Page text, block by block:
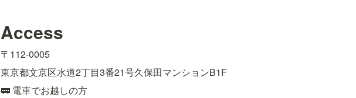
Access
〒112-0005
東京都文京区水道2丁目3番21号久保田マンションB1F
🚃 電車でお越しの方